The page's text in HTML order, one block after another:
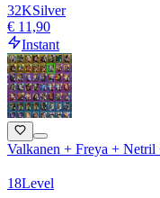
32KSilver
€ 11,90
Instant
Valkanen + Freya +
18Level